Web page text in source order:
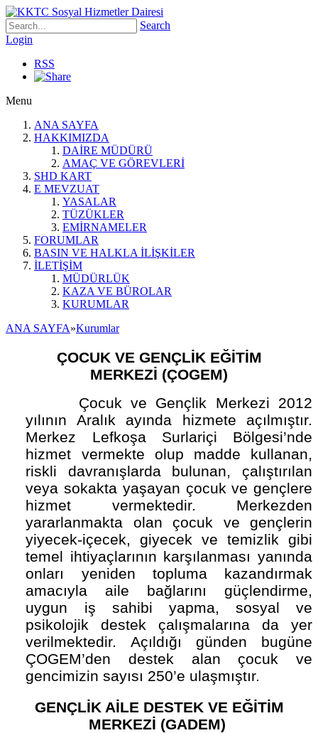
Search
Login
RSS
Menu
ANA SAYFA
HAKKIMIZDA
DAİRE MÜDÜRÜ
AMAÇ VE GÖREVLERİ
SHD KART
E MEVZUAT
YASALAR
TÜZÜKLER
EMİRNAMELER
FORUMLAR
BASIN VE HALKLA İLİŞKİLER
İLETİŞİM
MÜDÜRLÜK
KAZA VE BÜROLAR
KURUMLAR
ANA SAYFA»Kurumlar
ÇOCUK VE GENÇLİK EĞİTİM
MERKEZİ (ÇOGEM)
Çocuk ve Gençlik Merkezi 2012
yılının Aralık ayında hizmete açılmıştır.
Merkez Lefkoşa Surlariçi Bölgesi’nde
hizmet vermekte olup madde kullanan,
riskli davranışlarda bulunan, çalıştırılan
veya sokakta yaşayan çocuk ve gençlere
hizmet vermektedir. Merkezden
yararlanmakta olan çocuk ve gençlerin
yiyecek-içecek, giyecek ve temizlik gibi
temel ihtiyaçlarının karşılanması yanında
onları yeniden topluma kazandırmak
amacıyla aile bağlarını güçlendirme,
uygun iş sahibi yapma, sosyal ve
psikolojik destek çalışmalarına da yer
verilmektedir. Açıldığı günden bugüne
ÇOGEM’den destek alan çocuk ve
gencimizin sayısı 250’e ulaşmıştır.
GENÇLİK AİLE DESTEK VE EĞİTİM
MERKEZİ (GADEM)